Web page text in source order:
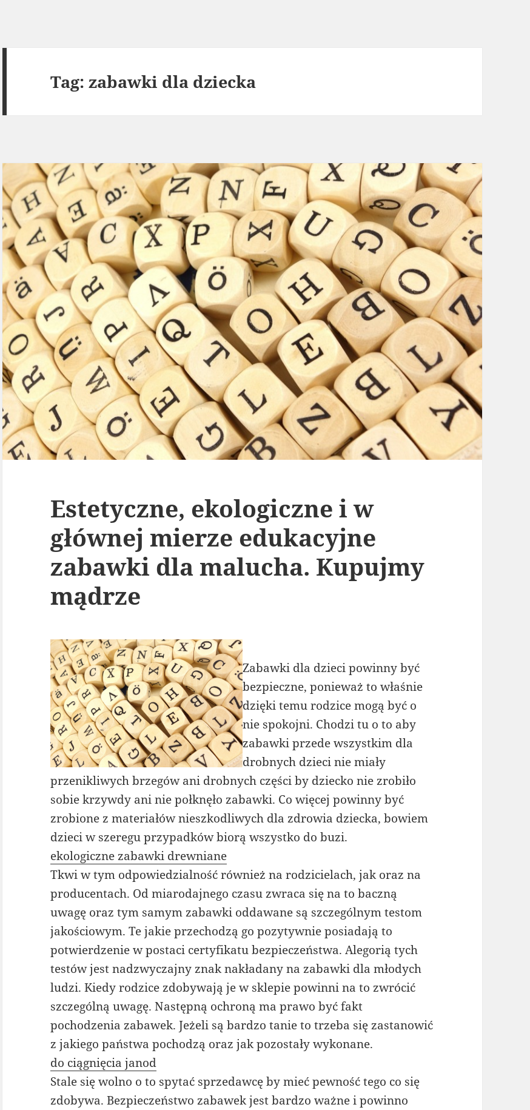
Tag:zabawki dla dziecka
Estetyczne, ekologiczne i w
głównej mierze edukacyjne
zabawki dla malucha. Kupujmy
mądrze
Zabawki dla dzieci powinny być
bezpieczne, ponieważ to właśnie
dzięki temu rodzice mogą być o
nie spokojni. Chodzi tu o to aby
zabawki przede wszystkim dla
drobnych dzieci nie miały
przenikliwych brzegów ani drobnych części by dziecko nie zrobiło
sobie krzywdy ani nie połknęło zabawki. Co więcej powinny być
zrobione z materiałów nieszkodliwych dla zdrowia dziecka, bowiem
dzieci w szeregu przypadków biorą wszystko do buzi.
ekologiczne zabawki drewniane
Tkwi w tym odpowiedzialność również na rodzicielach, jak oraz na
producentach. Od miarodajnego czasu zwraca się na to baczną
uwagę oraz tym samym zabawki oddawane są szczególnym testom
jakościowym. Te jakie przechodzą go pozytywnie posiadają to
potwierdzenie w postaci certyfikatu bezpieczeństwa. Alegorią tych
testów jest nadzwyczajny znak nakładany na zabawki dla młodych
ludzi. Kiedy rodzice zdobywają je w sklepie powinni na to zwrócić
szczególną uwagę. Następną ochroną ma prawo być fakt
pochodzenia zabawek. Jeżeli są bardzo tanie to trzeba się zastanowić
z jakiego państwa pochodzą oraz jak pozostały wykonane.
do ciągnięcia janod
Stale się wolno o to spytać sprzedawcę by mieć pewność tego co się
zdobywa. Bezpieczeństwo zabawek jest bardzo ważne i powinno